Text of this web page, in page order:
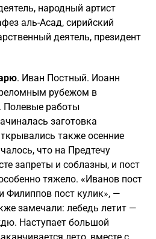
народный артист
аль-Асад, сирийский
деятель, президент
. Иван Постный. Иоанн
рубежом в
Полевые работы
заготовка
также осенние
что на Предтечу
запреты и соблазны, и пост
тяжело. «Иванов пост
Филиппов пост кулик», —
замечали: лебедь летит —
Наступает большой